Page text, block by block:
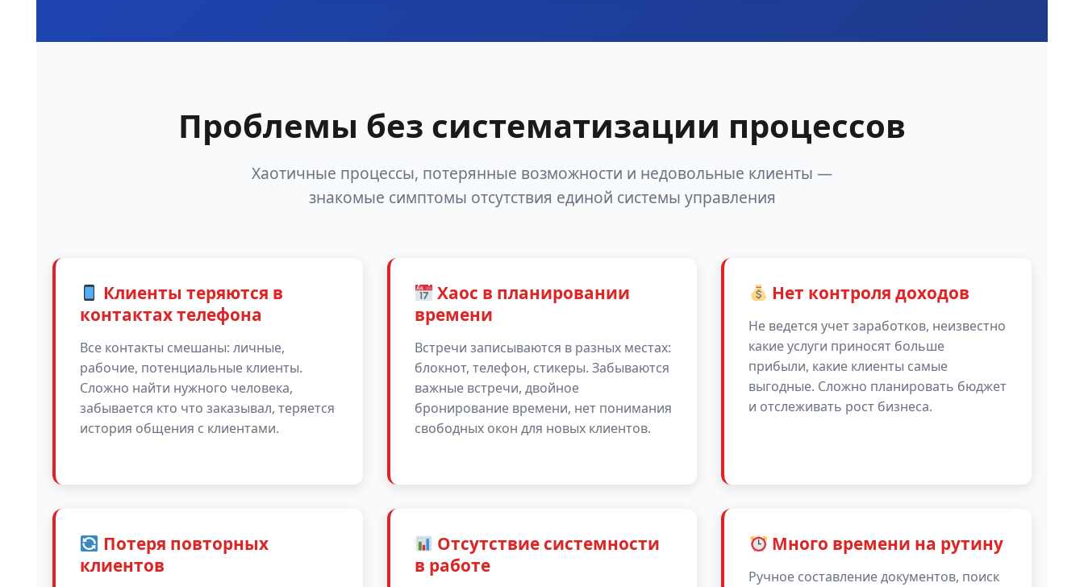
Проблемы без систематизации процессов
Хаотичные процессы, потерянные возможности и недовольные клиенты —
знакомые симптомы отсутствия единой системы управления
Клиенты теряются в
контактах телефона
Все контакты смешаны: личные,
рабочие, потенциальные клиенты.
Сложно найти нужного человека,
забывается кто что заказывал, теряется
история общения с клиентами.
Хаос в планировании
времени
Встречи записываются в разных местах:
блокнот, телефон, стикеры. Забываются
важные встречи, двойное
бронирование времени, нет понимания
свободных окон для новых клиентов.
Нет контроля доходов
Не ведется учет заработков, неизвестно
какие услуги приносят больше
прибыли, какие клиенты самые
выгодные. Сложно планировать бюджет
и отслеживать рост бизнеса.
Потеря повторных
клиентов
Отсутствие системности
в работе
Много времени на рутину
Ручное составление документов, поиск